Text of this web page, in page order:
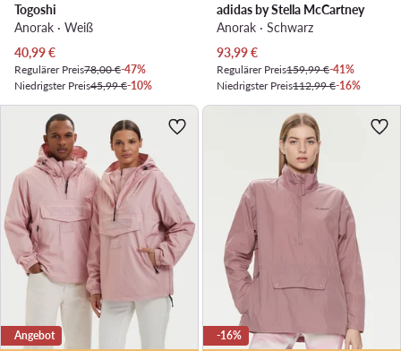
Togoshi
Anorak · Weiß
Aktueller Preis
40,99€
Regulärer Preis78,00 €-47%
Niedrigster Preis45,99 €-10%
adidas by Stella McCartney
Anorak · Schwarz
Aktueller Preis
93,99€
Regulärer Preis159,99 €-41%
Niedrigster Preis112,99 €-16%
Angebot -16%